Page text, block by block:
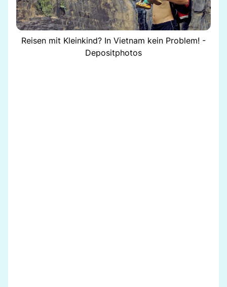
Reisen mit Kleinkind? In Vietnam kein Problem! -
Depositphotos